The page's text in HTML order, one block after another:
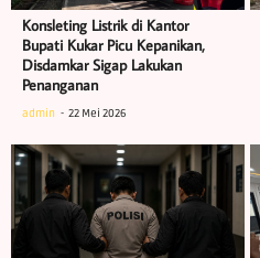
Konsleting Listrik di Kantor
Bupati Kukar Picu Kepanikan,
Disdamkar Sigap Lakukan
Penanganan
admin 22 Mei 2026